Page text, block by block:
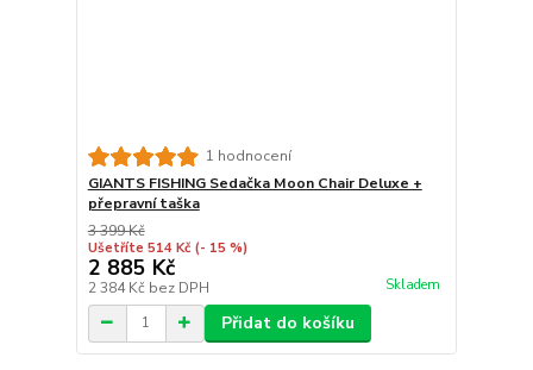
1 hodnocení
GIANTS FISHING Sedačka Moon Chair Deluxe +
přepravní taška
3 399 Kč
Ušetříte 514 Kč (- 15 %)
2 885 Kč
2 384 Kč bez DPH Skladem
Přidat do košíku